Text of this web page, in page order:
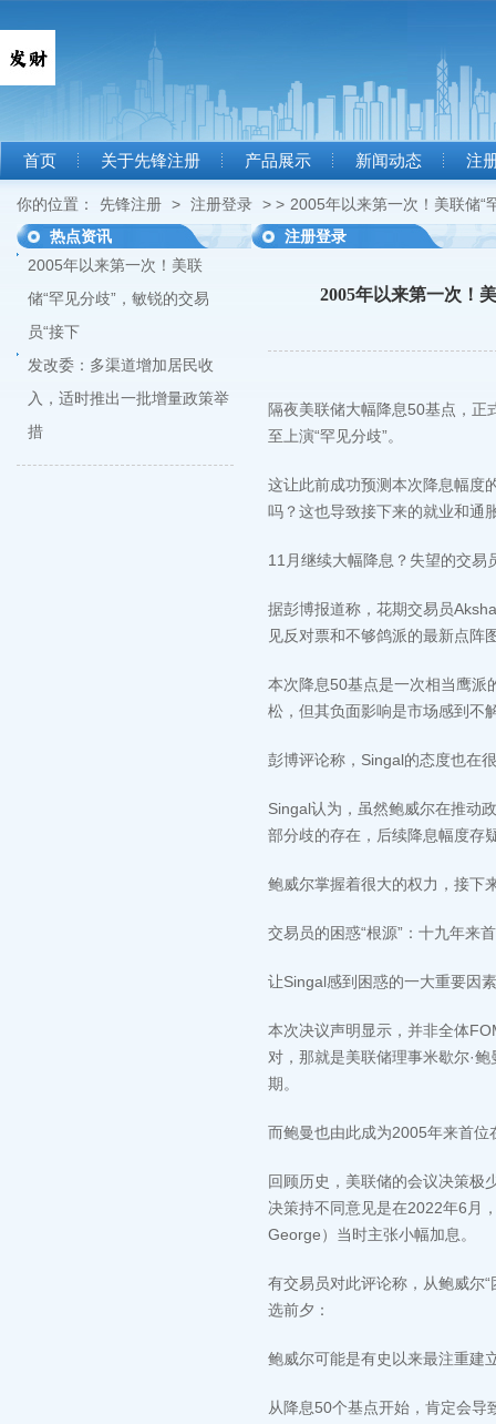
首页 关于先锋注册 产品展示 新闻动态 注
你的位置： 先锋注册 > 注册登录 > > 2005年以来第一次！美联储“
热点资讯
2005年以来第一次！美联
储“罕见分歧”，敏锐的交易
员“接下
发改委：多渠道增加居民收
入，适时推出一批增量政策举
措
注册登录
2005年以来第一次！
隔夜美联储大幅降息50基点，
至上演“罕见分歧”。
这让此前成功预测本次降息幅度
吗？这也导致接下来的就业和通
11月继续大幅降息？失望的交易
据彭博报道称，花期交易员
见反对票和不够鸽派的最新点阵
本次降息50基点是一次相当鹰
松，但其负面影响是市场感到不
彭博评论称，Singal的态度也在
Singal认为，虽然鲍威尔在推动
部分歧的存在，后续降息幅度存
鲍威尔掌握着很大的权力，接下
交易员的困惑“根源”：十九年来
让Singal感到困惑的一大重要因
本次决议声明显示，并非全体
对，那就是美联储理事米歇尔·
期。
而鲍曼也由此成为2005年来首
回顾历史，美联储的会议决策极
决策持不同意见是在2022年6月
George）当时主张小幅加息。
有交易员对此评论称，从鲍威尔
选前夕：
鲍威尔可能是有史以来最注重建
从降息50个基点开始，肯定会